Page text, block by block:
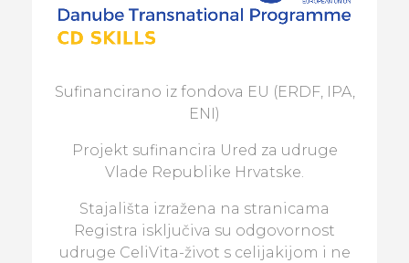
Sufinancirano iz fondova EU (ERDF, IPA,
ENI)
Projekt sufinancira Ured za udruge
Vlade Republike Hrvatske.
Stajališta izražena na stranicama
Registra isključiva su odgovornost
udruge CeliVita-život s celijakijom i ne